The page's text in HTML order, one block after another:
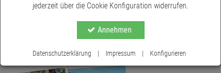
jederzeit über die Cookie Konfiguration widerrufen.
Annehmen
Datenschutzerklärung | Impressum | Konfigurieren